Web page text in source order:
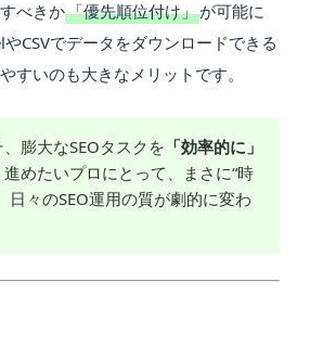
べきか「優先順位付け」が可能に
CSVでデータをダウンロードできる
すいのも大きなメリットです。
膨大なSEOタスクを 「効率的に」
進めたいプロにとって、まさに“時
日々のSEO運用の質が劇的に変わ